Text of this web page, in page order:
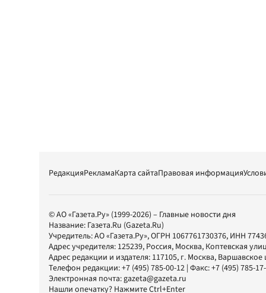
РедакцияРекламаКарта сайтаПравовая информация
© АО «Газета.Ру» (1999-2026) – Главные новости дня
Название: Газета.Ru (Gazeta.Ru)
Учредитель:АО «Газета.Ру», ОГРН 1067761730376, ИНН
Адрес учредителя: 125239, Россия, Москва, Коптевская
Адрес редакции и издателя: 117105, г. Москва, Варшавское
Телефон редакции:+7 (495) 785-00-12 | Факс:+7 (495) 785-
Электронная почта:gazeta@gazeta.ru
Нашли опечатку? Нажмите Ctrl+Enter